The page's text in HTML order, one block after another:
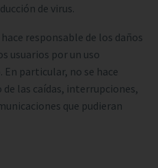
de virus.
responsable de los daños
usuarios por un uso
En particular, no se hace
las caídas, interrupciones,
que pudieran